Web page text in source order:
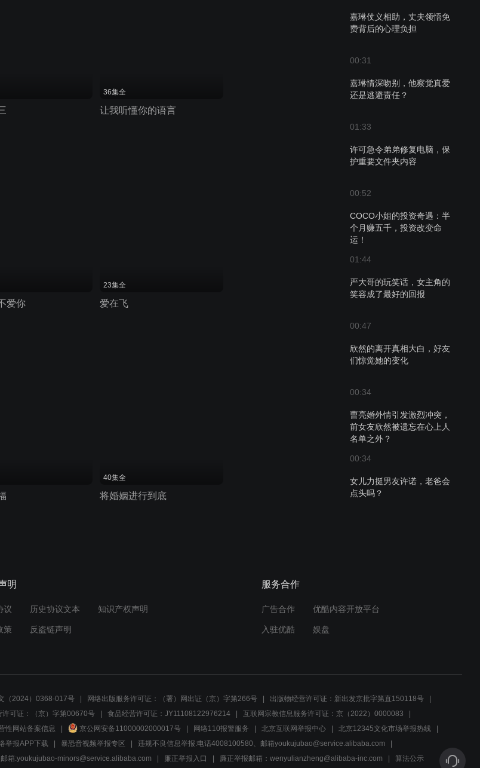
嘉琳仗义相助，丈夫领悟免
费背后的心理负担
00:31
嘉琳情深吻别，他察觉真爱
还是逃避责任？
01:33
许可急令弟弟修复电脑，保
护重要文件夹内容
00:52
COCO小姐的投资奇遇：半
个月赚五千，投资改变命
运！
01:44
严大哥的玩笑话，女主角的
笑容成了最好的回报
00:47
欣然的离开真相大白，好友
们惊觉她的变化
00:34
曹亮婚外情引发激烈冲突，
前女友欣然被遗忘在心上人
名单之外？
00:34
女儿力挺男友许诺，老爸会
点头吗？
女儿回家，父亲细心呵护，
01:45
欣然重遇老友大志，惊喜连
连共探时尚新境地
36集全
让我听懂你的语言
爱你
23集全
爱在飞
40集全
将婚姻进行到底
明
议 历史协议文本 知识产权声明
策 反盗链声明
服务合作
广告合作 优酷内容开放平台
入驻优酷 娱盘
（2024）0368-017号 网络出版服务许可证：（署）网出证（京）字第266号
出版物经营许可证：新出发京批字第直150118号
许可证：（京）字第00670号 食品经营许可证：JY11108122976214
互联网宗教信息服务许可证：京（2022）0000083
性网站备案信息 京公网安备11000002000017号 网络110报警服务 北京互联网举报中心
北京12345文化市场举报热线
举报APP下载 暴恐音视频举报专区
违规不良信息举报:电话4008100580、邮箱youkujubao@service.alibaba.com
箱:youkujubao-minors@service.alibaba.com 廉正举报入口 廉正举报邮箱：wenyulianzheng@alibaba-inc.com 算法公示